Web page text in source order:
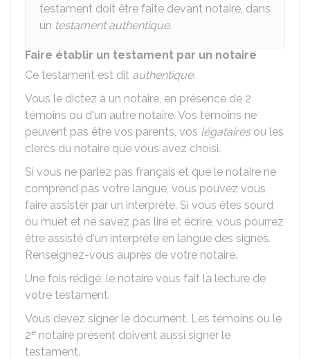
testament doit être faite devant notaire, dans
un testament authentique.
Faire établir un testament par un notaire
Ce testament est dit authentique.
Vous le dictez à un notaire, en présence de 2
témoins ou d'un autre notaire. Vos témoins ne
peuvent pas être vos parents, vos légatairesou les
clercs du notaire que vous avez choisi.
Si vous ne parlez pas français et que le notaire ne
comprend pas votre langue, vous pouvez vous
faire assister par un interprète. Si vous êtes sourd
ou muet et ne savez pas lire et écrire, vous pourrez
être assisté d'un interprète en langue des signes.
Renseignez-vous auprès de votre notaire.
Une fois rédigé, le notaire vous fait la lecture de
votre testament.
Vous devez signer le document. Les témoins ou le
2e notaire présent doivent aussi signer le
testament.